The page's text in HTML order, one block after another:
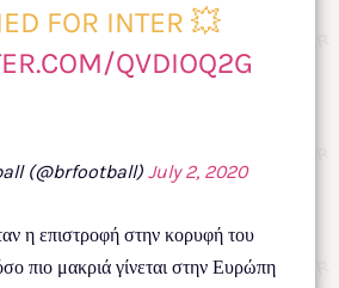
FOR INTER 💥
QVDIOQ2G
(@brfootball) July 2, 2020
η επιστροφή στην κορυφή του
πιο μακριά γίνεται στην Ευρώπη